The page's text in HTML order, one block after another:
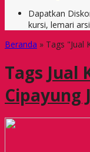
Dapatkan
kursi, lemari
Beranda » Tags "Jual
Tags Jual
Cipayung